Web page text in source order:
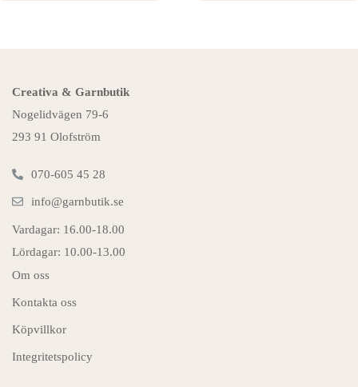
Creativa & Garnbutik
Nogelidvägen 79-6
293 91 Olofström
070-605 45 28
info@garnbutik.se
Vardagar: 16.00-18.00
Lördagar: 10.00-13.00
Om oss
Kontakta oss
Köpvillkor
Integritetspolicy